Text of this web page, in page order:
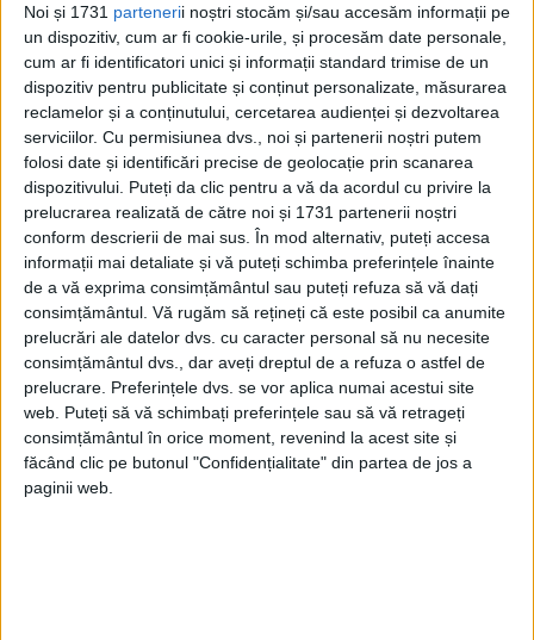
Noi și 1731 partenerii noștri stocăm și/sau accesăm informații pe
un dispozitiv, cum ar fi cookie-urile, și procesăm date personale,
cum ar fi identificatori unici și informații standard trimise de un
dispozitiv pentru publicitate și conținut personalizate, măsurarea
reclamelor și a conținutului, cercetarea audienței și dezvoltarea
serviciilor. Cu permisiunea dvs., noi și partenerii noștri putem
folosi date și identificări precise de geolocație prin scanarea
dispozitivului. Puteți da clic pentru a vă da acordul cu privire la
prelucrarea realizată de către noi și 1731 partenerii noștri
conform descrierii de mai sus. În mod alternativ, puteți accesa
informații mai detaliate și vă puteți schimba preferințele înainte
de a vă exprima consimțământul sau puteți refuza să vă dați
consimțământul. Vă rugăm să rețineți că este posibil ca anumite
prelucrări ale datelor dvs. cu caracter personal să nu necesite
consimțământul dvs., dar aveți dreptul de a refuza o astfel de
prelucrare. Preferințele dvs. se vor aplica numai acestui site
web. Puteți să vă schimbați preferințele sau să vă retrageți
consimțământul în orice moment, revenind la acest site și
făcând clic pe butonul "Confidențialitate" din partea de jos a
paginii web.
S-a aplecat asupra istoriografiei
matematice, studiind vechi manuscrise de
matematică, cu o largă circulaţie în
Moldova.
Ca o recunoaştere a meritelor sale
didactice şi ştiinţifice, profesorul
Constantin Climescu a fost ales, la 31
martie 1892, membru corespondent al
Academiei Române.